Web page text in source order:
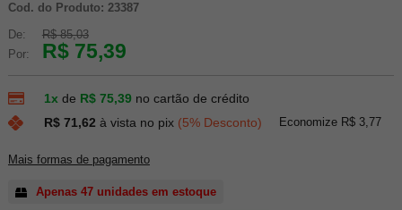
Cod. do Produto: 23387
De:
R$ 85,03
Por:
R$ 75,39
1x de R$ 75,39 no cartão de crédito
R$ 71,62 à vista no pix (5% Desconto) Economize R$ 3,77
Mais formas de pagamento
Apenas 47 unidades em estoque